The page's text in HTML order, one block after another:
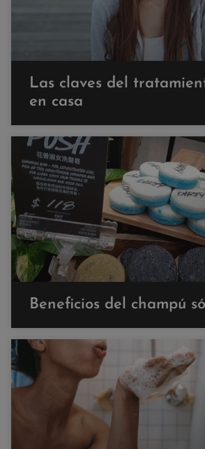
Las claves del
en casa
Beneficios del champú